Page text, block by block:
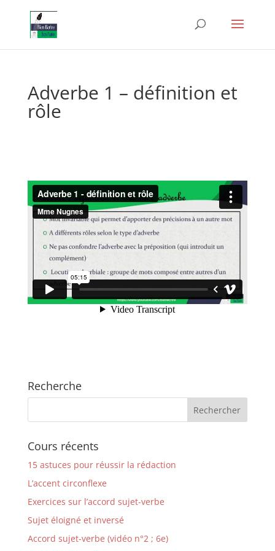
Adverbe 1 – définition et
rôle
Recherche
Cours récents
15 astuces pour réussir la rédaction
L’accent circonflexe
Exercices sur l’accord sujet-verbe
Sujet éloigné et inversé
Accord sujet-verbe (vidéo n°2 ; 6e)